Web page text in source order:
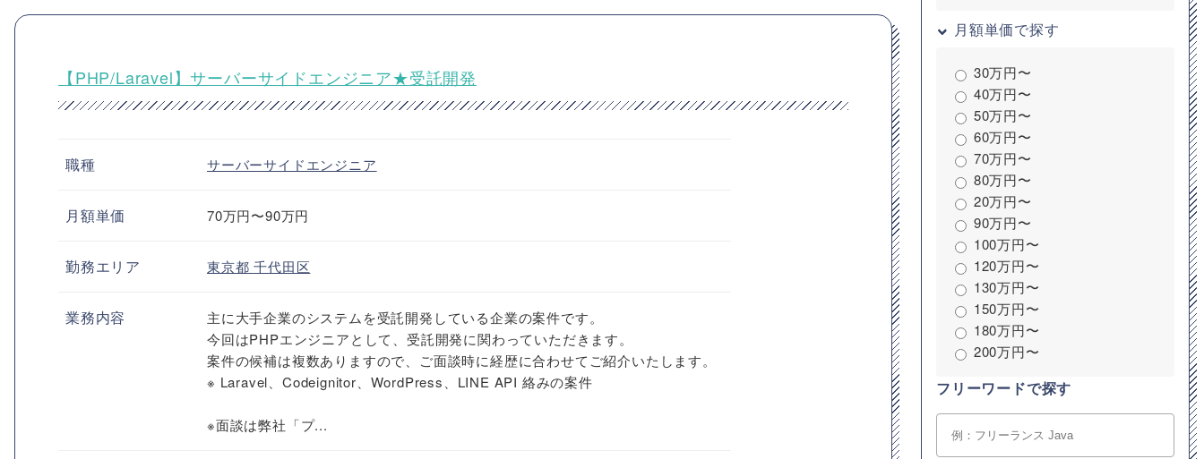
【PHP/Laravel】サーバーサイドエンジニア★受託開発
職種 サーバーサイドエンジニア
月額単価 70万円〜90万円
勤務エリア 東京都千代田区
業務内容
主に大手企業のシステムを受託開発している企業の案件です。
今回はPHPエンジニアとして、受託開発に関わっていただきます。
案件の候補は複数ありますので、ご面談時に経歴に合わせてご紹介いたします。
※ Laravel、Codeignitor、WordPress、LINE API 絡みの案件
※面談は弊社「プ...
月額単価で探す
30万円〜
40万円〜
50万円〜
60万円〜
70万円〜
80万円〜
20万円〜
90万円〜
100万円〜
120万円〜
130万円〜
150万円〜
180万円〜
200万円〜
フリーワードで探す